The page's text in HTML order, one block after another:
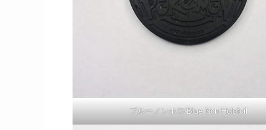
ブルーノンホロ/Blue Non Holofoil